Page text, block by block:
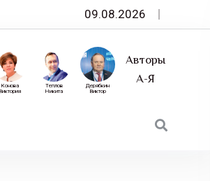
сентября — «Эксперт РА» приглашает на
09.08.2026
Авторы
А-Я
Дерябкин
Виктор
Теплов
Никита
Конова
Виктория